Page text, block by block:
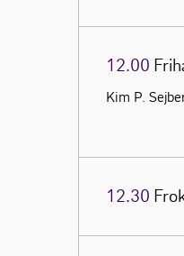
12.00
Kim P.
12.30